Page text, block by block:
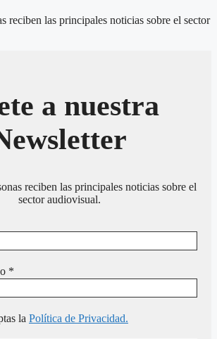
reciben las principales noticias sobre el sector
a nuestra
reciben las principales noticias sobre el
sector audiovisual.
*
la Política de Privacidad.